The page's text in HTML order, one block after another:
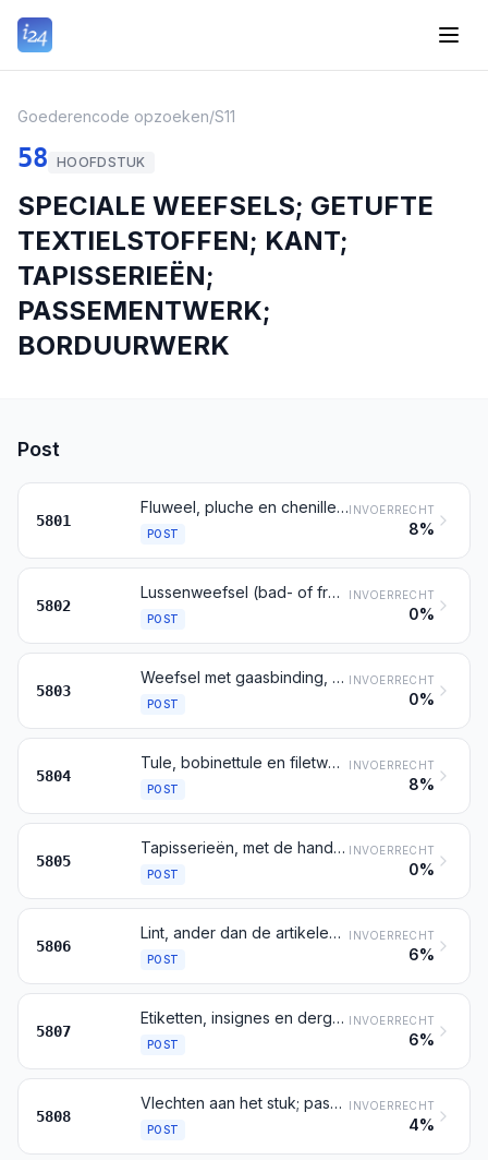
Goederencode opzoeken/S11
58 HOOFDSTUK
SPECIALE WEEFSELS; GETUFTE
TEXTIELSTOFFEN; KANT;
TAPISSERIEËN;
PASSEMENTWERK;
BORDUURWERK
Post
5801
Fluweel, pluche en chenilleweefsel, ander dan bedoeld bij de posten 5802 en 5806
POST
INVOERRECHT
8%
5802
Lussenweefsel (bad- of frotteerstof), ander dan bedoeld bij post 5806; getufte textielstoffen, andere dan die bedoeld bij post 5703
POST
INVOERRECHT
0%
5803
Weefsel met gaasbinding, ander dan bedoeld bij post 5806
POST
INVOERRECHT
0%
5804
Tule, bobinettule en filetweefsel; kant, aan het stuk, in banden of in de vorm van motieven, andere dan de producten bedoeld bij de posten 6002 tot en met 6006
POST
INVOERRECHT
8%
5805
Tapisserieën, met de hand geweven (zoals gobelins, Vlaamse tapisserieën, aubussons, beauvais en dergelijke) of met de naald vervaardigd (bijvoorbeeld halve kruissteek, kruissteek), ook indien geconfectioneerd
POST
INVOERRECHT
0%
5806
Lint, ander dan de artikelen bedoeld bij post 5807; bolduclint, zijnde lint zonder inslag van aaneengelijmde evenwijdig lopende draden of textielvezels
POST
INVOERRECHT
6%
5807
Etiketten, insignes en dergelijke artikelen van textiel, aan het stuk, in banden of gesneden, niet geborduurd
POST
INVOERRECHT
6%
5808
Vlechten aan het stuk; passementwerk en dergelijke versieringsartikelen aan het stuk, zonder borduurwerk, ander dan van brei- of haakwerk; eikels, kwasten, pompons en dergelijke artikelen
POST
INVOERRECHT
4%